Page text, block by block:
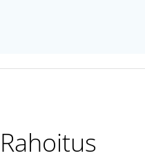
Rahoitus